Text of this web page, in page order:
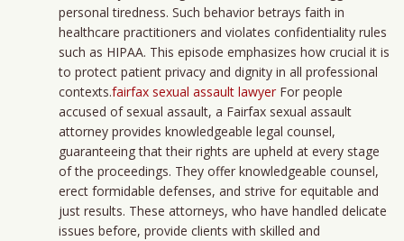
personal tiredness. Such behavior betrays faith in
healthcare practitioners and violates confidentiality rules
such as HIPAA. This episode emphasizes how crucial it is
to protect patient privacy and dignity in all professional
contexts.fairfax sexual assault lawyerFor people
accused of sexual assault, a Fairfax sexual assault
attorney provides knowledgeable legal counsel,
guaranteeing that their rights are upheld at every stage
of the proceedings. They offer knowledgeable counsel,
erect formidable defenses, and strive for equitable and
just results. These attorneys, who have handled delicate
issues before, provide clients with skilled and